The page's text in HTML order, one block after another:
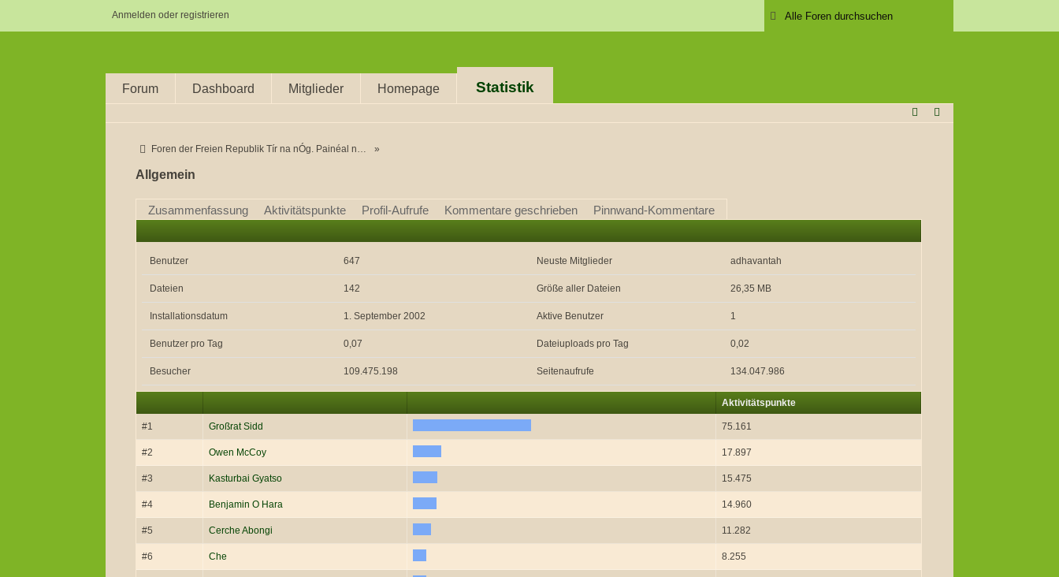
Anmelden oder registrieren
Forum Dashboard Mitglieder Homepage Statistik
Foren der Freien Republik Tír na nÓg. Painéal na nÓgann. »
Allgemein
Zusammenfassung Aktivitätspunkte Profil-Aufrufe Kommentare geschrieben Pinnwand-Kommentare
Benutzer 647 Neuste Mitglieder adhavantah
Dateien 142 Größe aller Dateien 26,35 MB
Installationsdatum 1. September 2002 Aktive Benutzer 1
Benutzer pro Tag 0,07 Dateiuploads pro Tag 0,02
Besucher 109.475.198 Seitenaufrufe 134.047.986
Aktivitätspunkte
#1 Großrat Sidd 75.161
#2 Owen McCoy 17.897
#3 Kasturbai Gyatso 15.475
#4 Benjamin O Hara 14.960
#5 Cerche Abongi 11.282
#6 Che 8.255